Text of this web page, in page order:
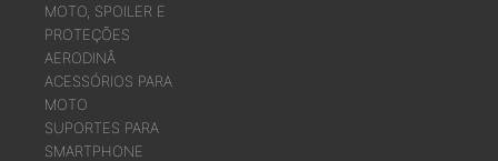
MOTO, SPOILER E
PROTEÇÕES
AERODINÂ
ACESSÓRIOS PARA
MOTO
SUPORTES PARA
SMARTPHONE